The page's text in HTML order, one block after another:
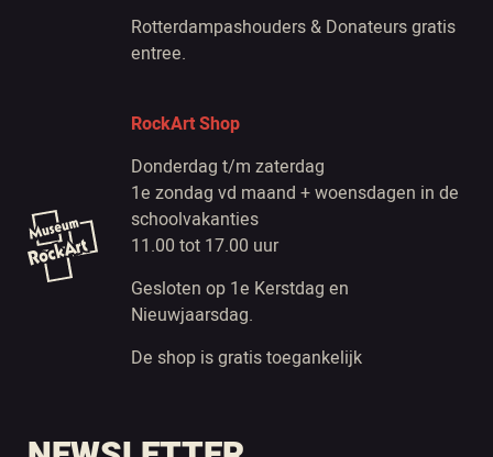
Rotterdampashouders & Donateurs gratis
entree.
RockArt Shop
Donderdag t/m zaterdag
1e zondag vd maand + woensdagen in de
schoolvakanties
11.00 tot 17.00 uur
Gesloten op 1e Kerstdag en
Nieuwjaarsdag.
De shop is gratis toegankelijk